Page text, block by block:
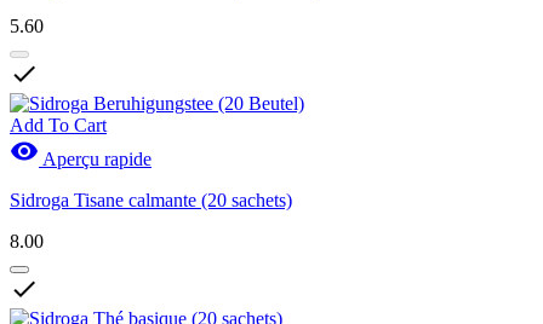
5.60

Add To Cart
 Aperçu rapide
Sidroga Tisane calmante (20 sachets)
8.00
